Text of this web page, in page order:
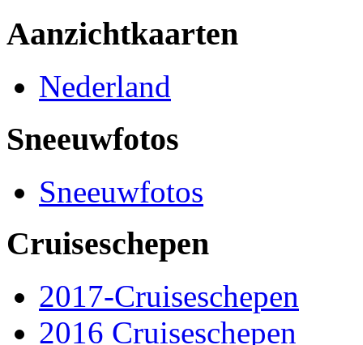
Aanzichtkaarten
Nederland
Sneeuwfotos
Sneeuwfotos
Cruiseschepen
2017-Cruiseschepen
2016 Cruiseschepen